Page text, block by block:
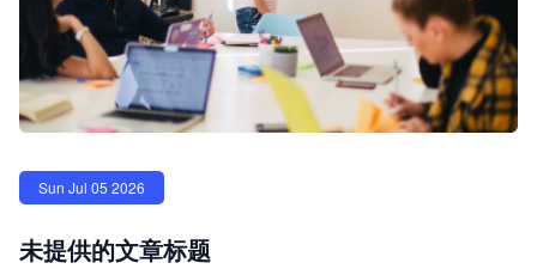
Sun Jul 05 2026
未提供的文章标题